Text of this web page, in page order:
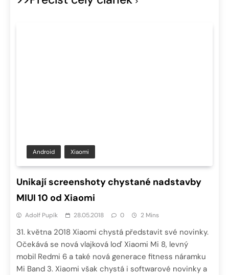
Android Xiaomi
Unikají screenshoty chystané nadstavby
MIUI 10 od Xiaomi
Adolf Pupík 28.05.2018 0 2 Mins
31. května 2018 Xiaomi chystá představit své novinky.
Očekává se nová vlajková loď Xiaomi Mi 8, levný
mobil Redmi 6 a také nová generace fitness náramku
Mi Band 3. Xiaomi však chystá i softwarové novinky a